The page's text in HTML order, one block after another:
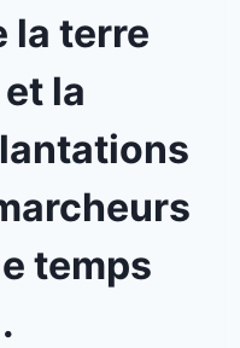
la terre
la
temps